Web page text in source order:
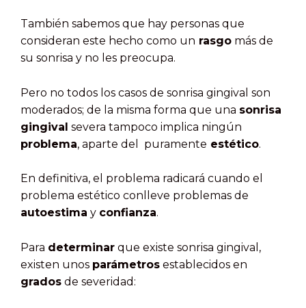
También sabemos que hay personas que
consideran este hecho como un rasgo más de
su sonrisa y no les preocupa.
Pero no todos los casos de sonrisa gingival son
moderados; de la misma forma que una sonrisa
gingival severa tampoco implica ningún
problema, aparte del puramente estético.
En definitiva, el problema radicará cuando el
problema estético conlleve problemas de
autoestima y confianza.
Para determinar que existe sonrisa gingival,
existen unos parámetros establecidos en
grados de severidad: